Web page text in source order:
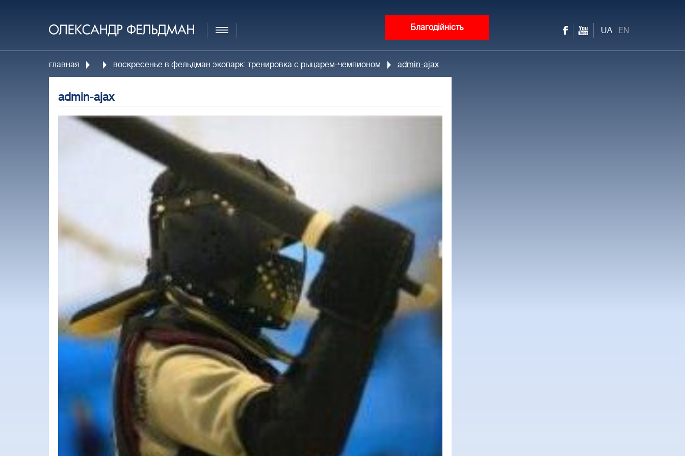
Благодійність UA EN
главная воскресенье в фельдман экопарк: тренировка с рыцарем-чемпионом admin-ajax
admin-ajax